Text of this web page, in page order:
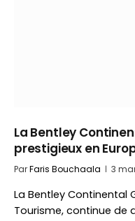
La Bentley
prestigieux en
ParFaris Bouchaala 3
La Bentley Continental
Tourisme, continue de